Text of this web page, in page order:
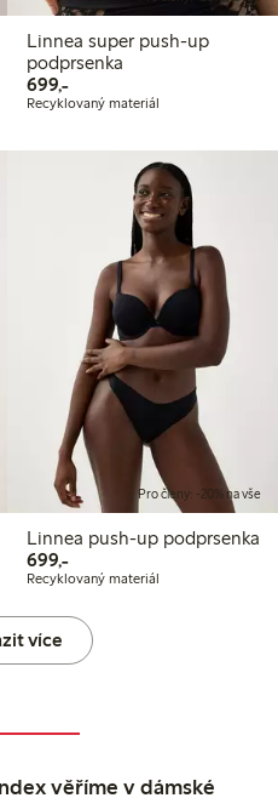
Linnea super push-up
podprsenka
699,-699,00 Kč
Recyklovaný materiál
Pro členy: -20% na vše
Linnea push-up podprsenka
699,-699,00 Kč
Recyklovaný materiál
více
věříme v dámské